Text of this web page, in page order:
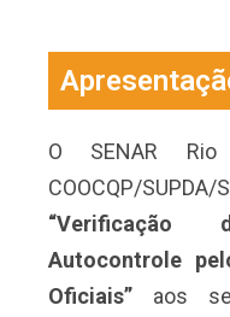
O SENAR
COOCQP/
“Verificação
Autocontrole
Oficiais” aos